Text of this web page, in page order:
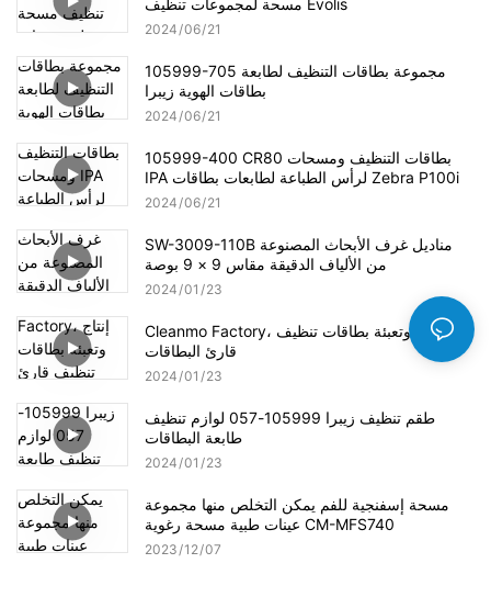
2024 06 21
105999-705 مجموعة بطاقات التنظيف لطابعة
بطاقات الهوية زيبرا
2024 06 21
105999-400 CR80 بطاقات التنظيف ومسحات
IPA لرأس الطباعة لطابعات بطاقات Zebra P100i
2024 06 21
SW-3009-110B مناديل غرف الأبحاث المصنوعة
من الألياف الدقيقة مقاس 9 × 9 بوصة
2024 01 23
Cleanmo Factory، إنتاج وتعبئة بطاقات تنظيف
قارئ البطاقات
2024 01 23
طقم تنظيف زيبرا 105999-057 لوازم تنظيف
طابعة البطاقات
2024 01 23
مسحة إسفنجية للفم يمكن التخلص منها مجموعة
عينات طبية مسحة رغوية CM-MFS740
2023 12 07